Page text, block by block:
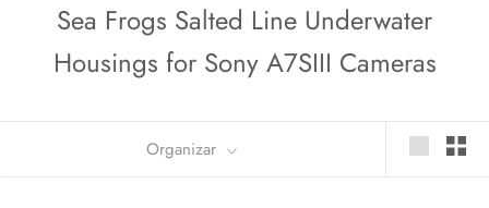
Sea Frogs Salted Line Underwater
Housings for Sony A7SIII Cameras
Organizar